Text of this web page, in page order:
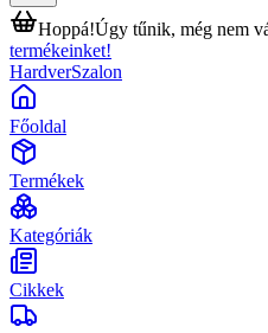
Hoppá!Úgy tűnik, még nem
termékeinket!
HardverSzalon
Főoldal
Termékek
Kategóriák
Cikkek